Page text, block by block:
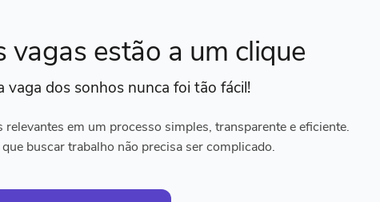
vagas estão a um clique
vaga dos sonhos nunca foi tão fácil!
em um processo simples, transparente e eficiente.
buscar trabalho não precisa ser complicado.